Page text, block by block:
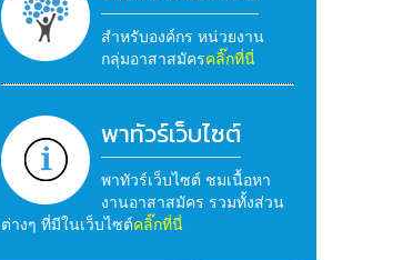
สำหรับองค์กร หน่วยงาน
กลุ่มอาสาสมัครคลิ๊กที่นี่
พาทัวร์เว็บไซต์
พาทัวร์เว็บไซต์ ชมเนื้อหา
งานอาสาสมัคร รวมทั้งส่วน
ต่างๆ ที่มีในเว็บไซต์คลิ๊กที่นี่